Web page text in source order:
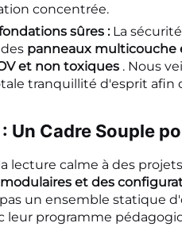
concentrée.
sûres : La
panneaux multicouche
et non toxiques . Nous
tranquillité d'esprit
Un Cadre Souple
lecture calme à des
et des
un ensemble statique
programme